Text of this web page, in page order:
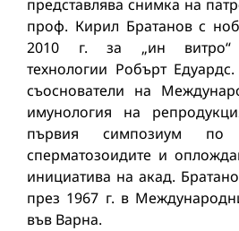
представлява снимка на
проф. Кирил Братанов с
2010 г. за „ин витро“
технологии Робърт
съоснователи на
имунология на
първия симпозиум по
сперматозоидите и
инициатива на акад.
през 1967 г. в
във Варна.